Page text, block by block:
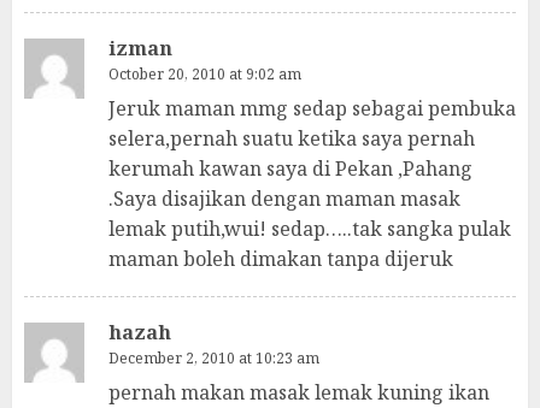
izman
October 20, 2010 at 9:02 am
Jeruk maman mmg sedap sebagai pembuka
selera,pernah suatu ketika saya pernah
kerumah kawan saya di Pekan ,Pahang
.Saya disajikan dengan maman masak
lemak putih,wui! sedap…..tak sangka pulak
maman boleh dimakan tanpa dijeruk
hazah
December 2, 2010 at 10:23 am
pernah makan masak lemak kuning ikan